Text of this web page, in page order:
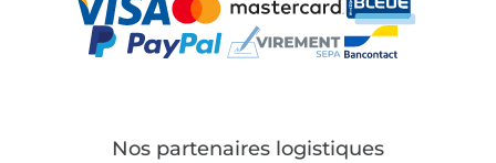
Nos partenaires logistiques